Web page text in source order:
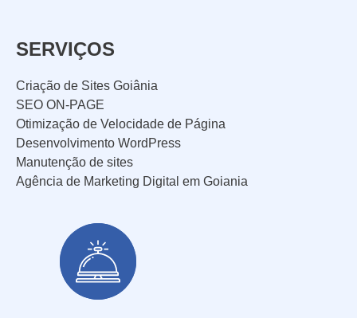
SERVIÇOS
Criação de Sites Goiânia
SEO ON-PAGE
Otimização de Velocidade de Página
Desenvolvimento WordPress
Manutenção de sites
Agência de Marketing Digital em Goiania
ENVIAR